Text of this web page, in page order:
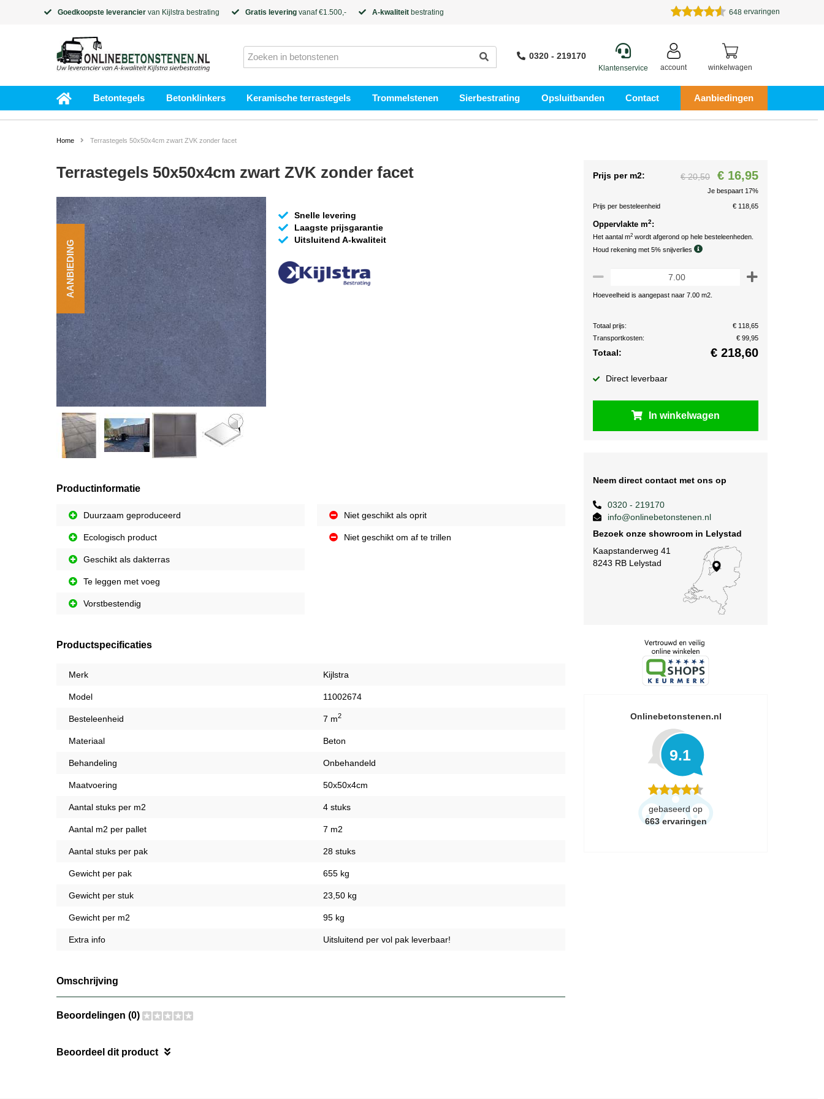
Goedkoopste leverancier van Kijlstra bestrating Gratis levering vanaf €1.500,- A-kwaliteit bestrating 648 ervaringen
0320 - 219170
Klantenservice account winkelwagen
Betontegels Betonklinkers Keramische terrastegels Trommelstenen Sierbestrating Opsluitbanden Contact Aanbiedingen
Home Terrastegels 50x50x4cm zwart ZVK zonder facet
Terrastegels 50x50x4cm zwart ZVK zonder facet
AANBIEDING
Snelle levering
Laagste prijsgarantie
Uitsluitend A-kwaliteit
Productinformatie
Duurzaam geproduceerd
Ecologisch product
Geschikt als dakterras
Te leggen met voeg
Vorstbestendig
Niet geschikt als oprit
Niet geschikt om af te trillen
Productspecificaties
Merk Kijlstra
Model 11002674
Besteleenheid 7 m2
Materiaal Beton
Behandeling Onbehandeld
Maatvoering 50x50x4cm
Aantal stuks per m2 4 stuks
Aantal m2 per pallet 7 m2
Aantal stuks per pak 28 stuks
Gewicht per pak 655 kg
Gewicht per stuk 23,50 kg
Gewicht per m2 95 kg
Extra info Uitsluitend per vol pak leverbaar!
Omschrijving
Beoordelingen (0)
Beoordeel dit product
Prijs per m2: € 20,50 € 16,95
Je bespaart 17%
Prijs per besteleenheid € 118,65
Oppervlakte m2:
Het aantal m2 wordt afgerond op hele besteleenheden.
Houd rekening met 5% snijverlies
Hoeveelheid is aangepast naar 7.00 m2.
Totaal prijs:
€ 118,65
Transportkosten:
€ 99,95
Totaal: € 218,60
Direct leverbaar
In winkelwagen
Neem direct contact met ons op
0320 - 219170
info@onlinebetonstenen.nl
Bezoek onze showroom in Lelystad
Kaapstanderweg 41
8243 RB Lelystad
Onlinebetonstenen.nl
9.1
gebaseerd op
663 ervaringen